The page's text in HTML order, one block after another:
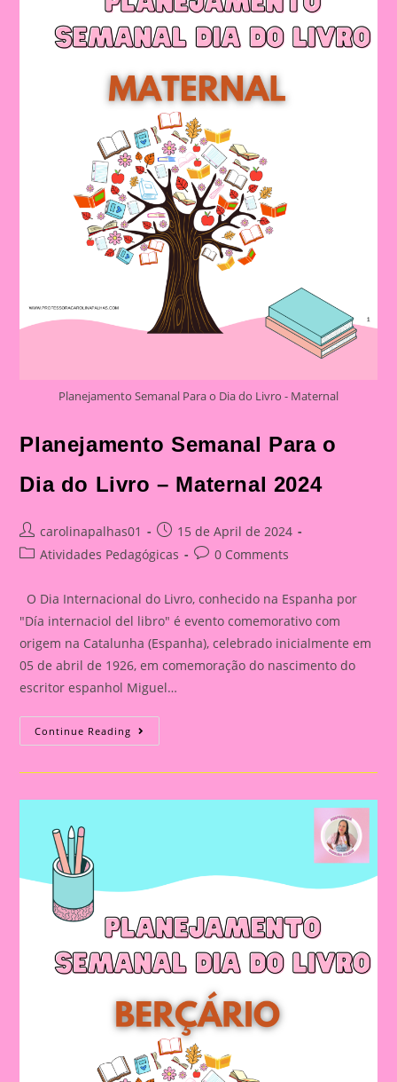
Planejamento Semanal Para o Dia do Livro - Maternal
Planejamento Semanal Para o
Dia do Livro – Maternal 2024
Post
author:
carolinapalhas01
Post
published:
15 de April de 2024
PostAtividades Pedagógicas
Post0 Comments
O Dia Internacional do Livro, conhecido na Espanha por
"Día internaciol del libro" é evento comemorativo com
origem na Catalunha (Espanha), celebrado inicialmente em
05 de abril de 1926, em comemoração do nascimento do
escritor espanhol Miguel…
Continue Reading Planejamento
Semanal
Livro